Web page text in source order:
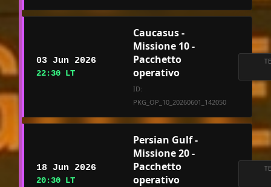
03 Jun 2026
22:30 LT
Caucasus -
Missione 10 -
Pacchetto
operativo
ID:
PKG_OP_10_20260601_142050
18 Jun 2026
20:30 LT
Persian Gulf -
Missione 20 -
Pacchetto
operativo